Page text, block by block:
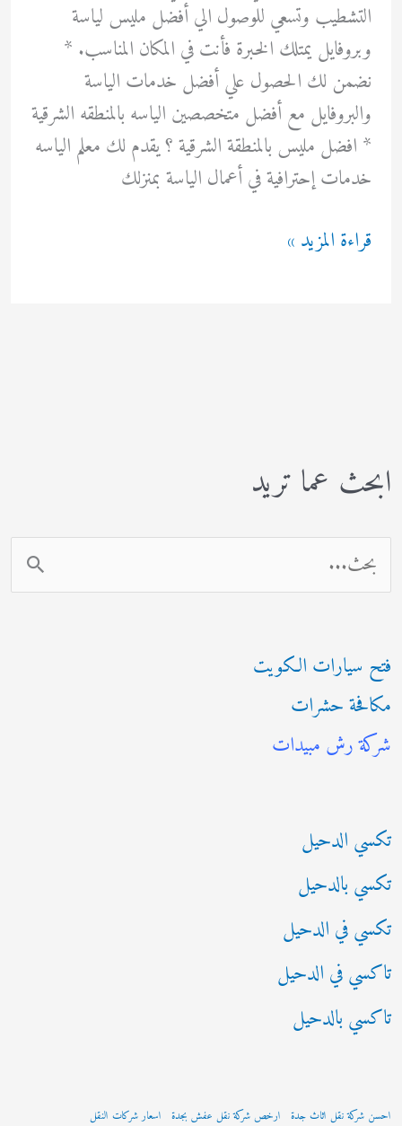
ابحث عما تريد
ل
ح
ث
ع
:
فتح سيارات الكويت
مكافحة حشرات
شركة رش مبيدات
تكسي الدحيل
تكسي بالدحيل
تكسي في الدحيل
تاكسي في الدحيل
تاكسي بالدحيل
احسن شركة نقل اثاث جدة ارخص شركة نقل عفش بجدة اسعار شركات النقل
التشطيب وتسعي للوصول الي أفضل مليس لياسة
وبروفايل يمتلك الخبرة فأنت في المكان المناسب. *
نضمن لك الحصول علي أفضل خدمات الياسة
والبروفايل مع أفضل متخصصين الياسه بالمنطقه الشرقية
* افضل مليس بالمنطقة الشرقية ؟ يقدم لك معلم الياسه
خدمات إحترافية في أعمال الياسة بمنزلك
مليس
قراءة المزيد »